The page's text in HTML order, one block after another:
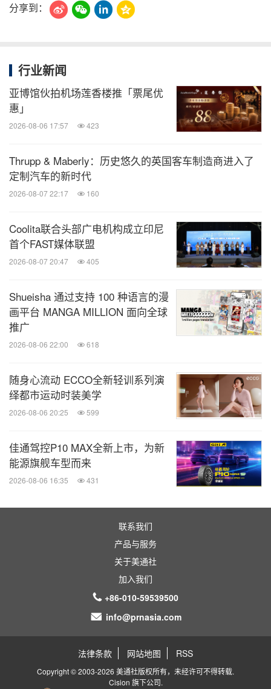
分享到：
行业新闻
亚博馆伙拍机场莲香楼推「票尾优
惠」
2026-08-06 17:57 423
Thrupp & Maberly：历史悠久的英国客车制造商进入了
定制汽车的新时代
2026-08-07 22:17 160
Coolita联合头部广电机构成立印尼
首个FAST媒体联盟
2026-08-07 20:47 405
Shueisha 通过支持 100 种语言的漫
画平台 MANGA MILLION 面向全球
推广
2026-08-06 22:00 618
随身心流动 ECCO全新轻训系列演
绎都市运动时装美学
2026-08-06 20:25 599
佳通驾控P10 MAX全新上市，为新
能源旗舰车型而来
2026-08-06 16:35 431
联系我们
产品与服务
关于美通社
加入我们
+86-010-59539500
info@prnasia.com
法律条款 网站地图 RSS
Copyright © 2003-2026 美通社版权所有，未经许可不得转载.
Cision 旗下公司.